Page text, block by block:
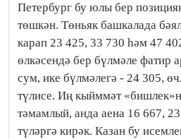
Петербург бу юлы бер
төшкән. Төньяк башкалада
карап 23 425, 33 730 һәм 47
өлкәсендә бер бүлмәле фатир
сум, ике бүлмәлегә - 24 305,
түлисе. Иң кыйммәт
тәмамлый, анда аена 16 667,
түләргә кирәк. Казан бу